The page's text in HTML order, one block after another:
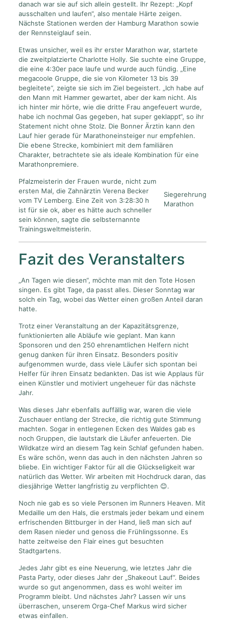
danach war sie auf sich allein gestellt. Ihr Rezept: „Kopf
ausschalten und laufen“, also mentale Härte zeigen.
Nächste Stationen werden der Hamburg Marathon sowie
der Rennsteiglauf sein.
Etwas unsicher, weil es ihr erster Marathon war, startete
die zweitplatzierte Charlotte Holly. Sie suchte eine Gruppe,
die eine 4:30er pace laufe und wurde auch fündig. „Eine
megacoole Gruppe, die sie von Kilometer 13 bis 39
begleitete“, zeigte sie sich im Ziel begeistert. „Ich habe auf
den Mann mit Hammer gewartet, aber der kam nicht. Als
ich hinter mir hörte, wie die dritte Frau angefeuert wurde,
habe ich nochmal Gas gegeben, hat super geklappt“, so ihr
Statement nicht ohne Stolz. Die Bonner Ärztin kann den
Lauf hier gerade für Marathoneinsteiger nur empfehlen.
Die ebene Strecke, kombiniert mit dem familiären
Charakter, betrachtete sie als ideale Kombination für eine
Marathonpremiere.
Siegerehrung
Marathon
Pfalzmeisterin der Frauen wurde, nicht zum
ersten Mal, die Zahnärztin Verena Becker
vom TV Lemberg. Eine Zeit von 3:28:30 h
ist für sie ok, aber es hätte auch schneller
sein können, sagte die selbsternannte
Trainingsweltmeisterin.
Fazit des Veranstalters
„An Tagen wie diesen“, möchte man mit den Tote Hosen
singen. Es gibt Tage, da passt alles. Dieser Sonntag war
solch ein Tag, wobei das Wetter einen großen Anteil daran
hatte.
Trotz einer Veranstaltung an der Kapazitätsgrenze,
funktionierten alle Abläufe wie geplant. Man kann
Sponsoren und den 250 ehrenamtlichen Helfern nicht
genug danken für ihren Einsatz. Besonders positiv
aufgenommen wurde, dass viele Läufer sich spontan bei
Helfer für ihren Einsatz bedankten. Das ist wie Applaus für
einen Künstler und motiviert ungeheuer für das nächste
Jahr.
Was dieses Jahr ebenfalls auffällig war, waren die viele
Zuschauer entlang der Strecke, die richtig gute Stimmung
machten. Sogar in entlegenen Ecken des Waldes gab es
noch Gruppen, die lautstark die Läufer anfeuerten. Die
Wildkatze wird an diesem Tag kein Schlaf gefunden haben.
Es wäre schön, wenn das auch in den nächsten Jahren so
bliebe. Ein wichtiger Faktor für all die Glückseligkeit war
natürlich das Wetter. Wir arbeiten mit Hochdruck daran, das
diesjährige Wetter langfristig zu verpflichten 😊.
Noch nie gab es so viele Personen im Runners Heaven. Mit
Medaille um den Hals, die erstmals jeder bekam und einem
erfrischenden Bittburger in der Hand, ließ man sich auf
dem Rasen nieder und genoss die Frühlingssonne. Es
hatte zeitweise den Flair eines gut besuchten
Stadtgartens.
Jedes Jahr gibt es eine Neuerung, wie letztes Jahr die
Pasta Party, oder dieses Jahr der „Shakeout Lauf“. Beides
wurde so gut angenommen, dass es wohl weiter im
Programm bleibt. Und nächstes Jahr? Lassen wir uns
überraschen, unserem Orga-Chef Markus wird sicher
etwas einfallen.